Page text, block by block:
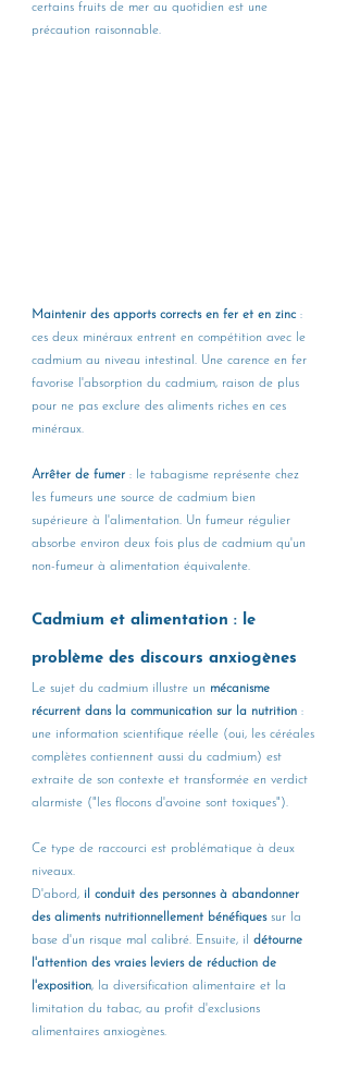
certains fruits de mer au quotidien est une
précaution raisonnable.
Maintenir des apports corrects en fer et en zinc :
ces deux minéraux entrent en compétition avec le
cadmium au niveau intestinal. Une carence en fer
favorise l'absorption du cadmium, raison de plus
pour ne pas exclure des aliments riches en ces
minéraux.
Arrêter de fumer : le tabagisme représente chez
les fumeurs une source de cadmium bien
supérieure à l'alimentation. Un fumeur régulier
absorbe environ deux fois plus de cadmium qu'un
non-fumeur à alimentation équivalente.
Cadmium et alimentation : le
problème des discours anxiogènes
Le sujet du cadmium illustre un mécanisme
récurrent dans la communication sur la nutrition :
une information scientifique réelle (oui, les céréales
complètes contiennent aussi du cadmium) est
extraite de son contexte et transformée en verdict
alarmiste ("les flocons d'avoine sont toxiques").
Ce type de raccourci est problématique à deux
niveaux.
D'abord, il conduit des personnes à abandonner
des aliments nutritionnellement bénéfiques sur la
base d'un risque mal calibré. Ensuite, il détourne
l'attention des vraies leviers de réduction de
l'exposition, la diversification alimentaire et la
limitation du tabac, au profit d'exclusions
alimentaires anxiogènes.